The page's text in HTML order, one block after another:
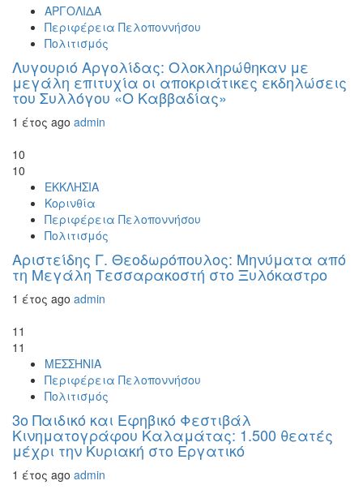
ΑΡΓΟΛΙΔΑ
Περιφέρεια Πελοποννήσου
Πολιτισμός
Λυγουριό Αργολίδας: Ολοκληρώθηκαν με
μεγάλη επιτυχία οι αποκριάτικες εκδηλώσεις
του Συλλόγου «Ο Καββαδίας»
1 έτος ago admin
10
10
ΕΚΚΛΗΣΙΑ
Κορινθία
Περιφέρεια Πελοποννήσου
Πολιτισμός
Αριστείδης Γ. Θεοδωρόπουλος: Μηνύματα από
τη Μεγάλη Τεσσαρακοστή στο Ξυλόκαστρο
1 έτος ago admin
11
11
ΜΕΣΣΗΝΙΑ
Περιφέρεια Πελοποννήσου
Πολιτισμός
3ο Παιδικό και Εφηβικό Φεστιβάλ
Κινηματογράφου Καλαμάτας: 1.500 θεατές
μέχρι την Κυριακή στο Εργατικό
1 έτος ago admin